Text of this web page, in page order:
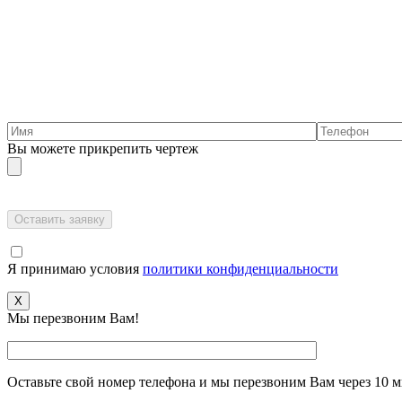
Вы можете прикрепить чертеж
Я принимаю условия политики конфиденциальности
X
Мы перезвоним Вам!
Оставьте свой номер телефона и мы перезвоним Вам через 10